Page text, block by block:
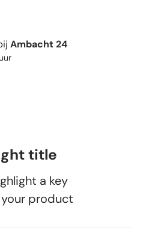
Ambacht 24
title
a key
product